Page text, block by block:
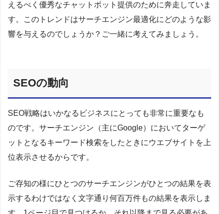
えるべく優秀なチャットボット提供のために奔走していま
す。このトレンドはサーチエンジン最適化にどのような影
響を与えるのでしょうか？ご一緒に考えてみましょう。
SEOの動向
SEO戦略はいかなるビジネスにとっても非常に重要なも
のです。サーチエンジン（主にGoogle）においてターゲ
ットとなるキーワード検索をしたときにウエブサイトを上
位表示させるからです。
ご存知の様にひとつのサーチエンジンがひとつの結果を表
示するわけではなく文字通り何百万件もの結果を表示しま